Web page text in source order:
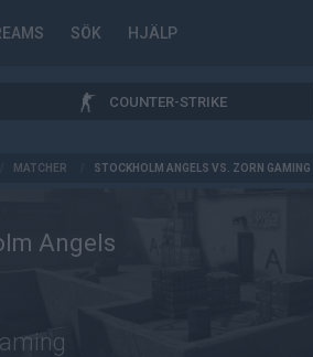
SÖK HJÄLP
COUNTER-STRIKE
MATCHER STOCKHOLM ANGELS VS. ZORN GAMING
Angels